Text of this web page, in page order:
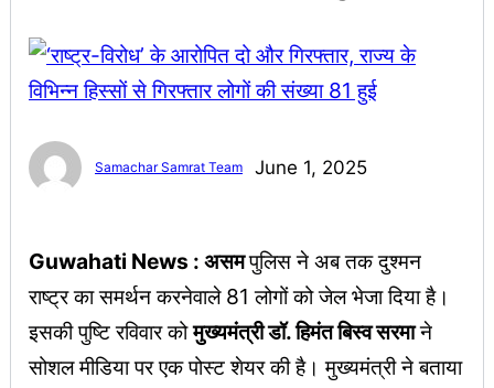
Samachar Samrat Team June 1, 2025
Guwahati News : असमपुलिस ने अब तक दुश्मन
राष्ट्र का समर्थन करनेवाले 81 लोगों को जेल भेजा दिया है।
इसकी पुष्टि रविवार कोमुख्यमंत्री डॉ. हिमंत बिस्व सरमाने
सोशल मीडिया पर एक पोस्ट शेयर की है। मुख्यमंत्री ने बताया